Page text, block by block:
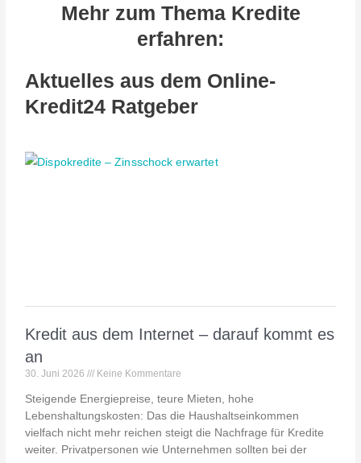
Mehr zum Thema Kredite
erfahren:
Aktuelles aus dem Online-
Kredit24 Ratgeber
Kredit aus dem Internet – darauf kommt es
an
30. Juni 2026 Keine Kommentare
Steigende Energiepreise, teure Mieten, hohe
Lebenshaltungskosten: Das die Haushaltseinkommen
vielfach nicht mehr reichen steigt die Nachfrage für Kredite
weiter. Privatpersonen wie Unternehmen sollten bei der